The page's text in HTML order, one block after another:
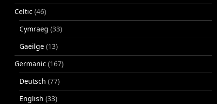
Celtic (46)
Cymraeg (33)
Gaeilge (13)
Germanic (167)
Deutsch (77)
English (33)